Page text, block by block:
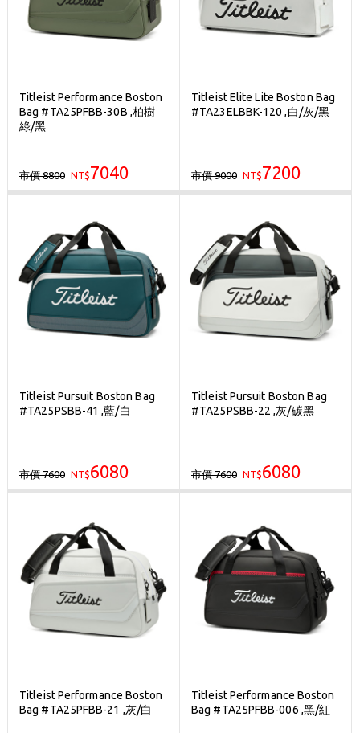
Titleist Performance Boston
Bag #TA25PFBB-30B ,柏樹
綠/黑
市價 8800 NT$7040
Titleist Elite Lite Boston Bag
#TA23ELBBK-120 ,白/灰/黑
市價 9000 NT$7200
Titleist Pursuit Boston Bag
#TA25PSBB-41 ,藍/白
市價 7600 NT$6080
Titleist Pursuit Boston Bag
#TA25PSBB-22 ,灰/碳黑
市價 7600 NT$6080
Titleist Performance Boston
Bag #TA25PFBB-21 ,灰/白
Titleist Performance Boston
Bag #TA25PFBB-006 ,黑/紅